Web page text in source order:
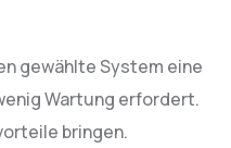
gewählte System eine
Wartung erfordert.
bringen.